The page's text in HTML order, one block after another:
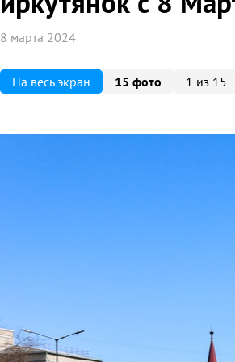
8 марта 2024
На весь экран 15 фото 1 из 15